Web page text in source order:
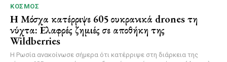
ΚΌΣΜΟΣ
Η Μόσχα κατέρριψε 605 ουκρανικά drones τη
νύχτα: Ελαφρές ζημιές σε αποθήκη της
Wildberries
Η Ρωσία ανακοίνωσε σήμερα ότι κατέρριψε στη διάρκεια της